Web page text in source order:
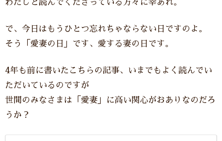
わたしと読んでくださっている方々に幸あれ。
で、今日はもうひとつ忘れちゃならない日ですのよ。
そう「愛妻の日」です、愛する妻の日です。
4年も前に書いたこちらの記事、いまでもよく読んでい
ただいているのですが
世間のみなさまは「愛妻」に高い関心がおありなのだろ
うか？